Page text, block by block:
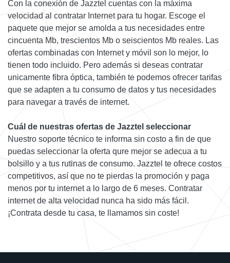
Con la conexión de Jazztel cuentas con la máxima
velocidad al contratar Internet para tu hogar. Escoge el
paquete que mejor se amolda a tus necesidades entre
cincuenta Mb, trescientos Mb o seiscientos Mb reales. Las
ofertas combinadas con Internet y móvil son lo mejor, lo
tienen todo incluido. Pero además si deseas contratar
unicamente fibra óptica, también te podemos ofrecer tarifas
que se adapten a tu consumo de datos y tus necesidades
para navegar a través de internet.
Cuál de nuestras ofertas de Jazztel seleccionar
Nuestro soporte técnico te informa sin costo a fin de que
puedas seleccionar la oferta qure mejor se adecua a tu
bolsillo y a tus rutinas de consumo. Jazztel te ofrece costos
competitivos, así que no te pierdas la promoción y paga
menos por tu internet a lo largo de 6 meses. Contratar
internet de alta velocidad nunca ha sido más fácil.
¡Contrata desde tu casa, te llamamos sin coste!